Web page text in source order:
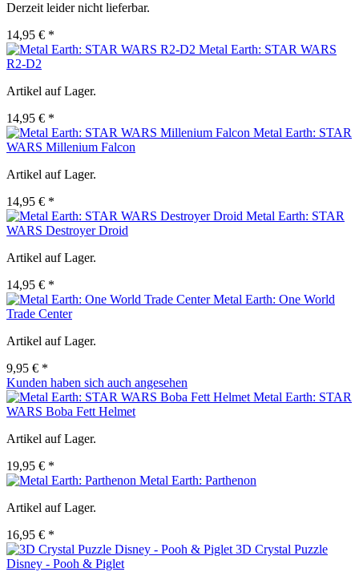
Derzeit leider nicht lieferbar.
14,95 € *
Metal Earth: STAR WARS
R2-D2
Artikel auf Lager.
14,95 € *
Metal Earth: STAR
WARS Millenium Falcon
Artikel auf Lager.
14,95 € *
Metal Earth: STAR
WARS Destroyer Droid
Artikel auf Lager.
14,95 € *
Metal Earth: One World
Trade Center
Artikel auf Lager.
9,95 € *
Kunden haben sich auch angesehen
Metal Earth: STAR
WARS Boba Fett Helmet
Artikel auf Lager.
19,95 € *
Metal Earth: Parthenon
Artikel auf Lager.
16,95 € *
3D Crystal Puzzle
Disney - Pooh & Piglet